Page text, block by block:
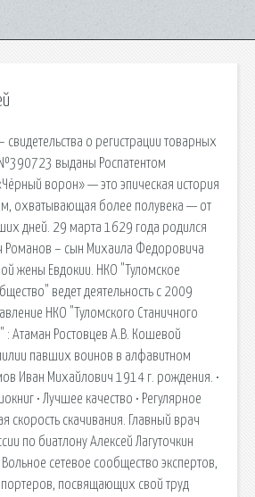
о регистрации товарных
выданы Роспатентом
ворон» — это эпическая история
охватывающая более полувека — от
дней. 29 марта 1629 года родился
Романов – сын Михаила Федоровича
жены Евдокии. НКО "Туломское
ведет деятельность с 2009
НКО "Туломского Станичного
: Атаман Ростовцев А.В. Кошевой
павших воинов в алфавитном
Иван Михайлович 1914 г. рождения. •
• Лучшее качество • Регулярное
скорость скачивания. Главный врач
по биатлону Алексей Лагуточкин
сетевое сообщество экспертов,
посвящающих свой труд